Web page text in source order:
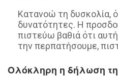
Κατανοώ τη δυσκολία,
δυνατότητες. Η
πιστεύω βαθιά ότι
την περπατήσουμε,
Ολόκληρη η δήλωση